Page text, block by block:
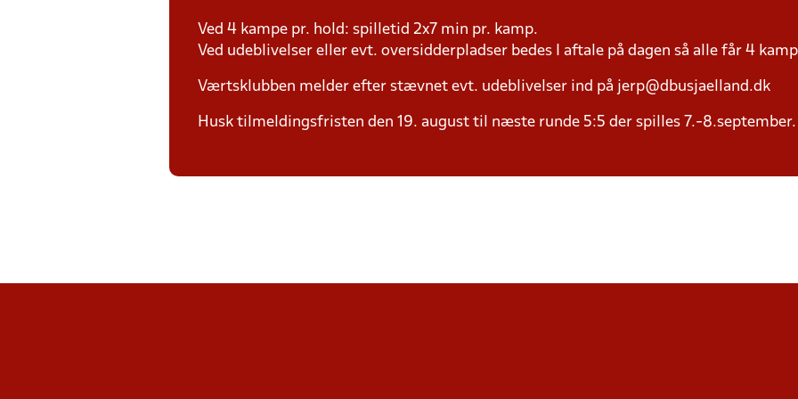
Ved 4 kampe pr. hold: spilletid 2x7 min pr. kamp.
Ved udeblivelser eller evt. oversidderpladser bedes I aftale på dagen så alle får 4
Værtsklubben melder efter stævnet evt. udeblivelser ind på jerp@dbusjaelland.dk
Husk tilmeldingsfristen den 19. august til næste runde 5:5 der spilles 7.-8.september.